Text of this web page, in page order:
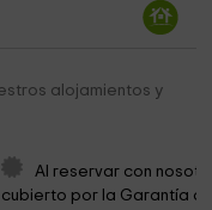
0,3 km
alojamientos y
Al reservar con
cubierto por la Garantía